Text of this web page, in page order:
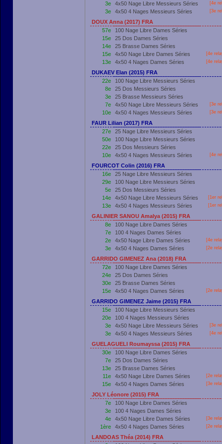
3e
4x50 Nage Libre Messieurs Séries [4e
3e 4x50 4 Nages Messieurs Séries [3e
DOUX Anna (2017) FRA
57e
100 Nage Libre Dames Séries
15e
25 Dos Dames Séries
14e
25 Brasse Dames Séries
15e
4x50 Nage Libre Dames Séries [4e
13e 4x50 4 Nages Dames Séries [4e
DUKAEV Elan (2015) FRA
22e
100 Nage Libre Messieurs Séries
8e
25 Dos Messieurs Séries
3e
25 Brasse Messieurs Séries
7e
4x50 Nage Libre Messieurs Séries [3e
10e 4x50 4 Nages Messieurs Séries [3e
FAUR Lilian (2017) FRA
27e
25 Nage Libre Messieurs Séries
50e
100 Nage Libre Messieurs Séries
22e
25 Dos Messieurs Séries
10e
4x50 4 Nages Messieurs Séries [4e
FOURCOT Colin (2016) FRA
16e
25 Nage Libre Messieurs Séries
29e
100 Nage Libre Messieurs Séries
5e
25 Dos Messieurs Séries
14e
4x50 Nage Libre Messieurs Séries [1er
13e 4x50 4 Nages Messieurs Séries [1er
GALINIER SANOU Amalya (2015) FRA
8e
100 Nage Libre Dames Séries
7e
100 4 Nages Dames Séries
2e
4x50 Nage Libre Dames Séries [4e
3e 4x50 4 Nages Dames Séries [2e
GARRIDO GIMENEZ Ana (2018) FRA
72e
100 Nage Libre Dames Séries
24e
25 Dos Dames Séries
30e
25 Brasse Dames Séries
15e
4x50 4 Nages Dames Séries [2e
GARRIDO GIMENEZ Jaime (2015) FRA
15e
100 Nage Libre Messieurs Séries
20e
100 4 Nages Messieurs Séries
3e
4x50 Nage Libre Messieurs Séries [3e
3e 4x50 4 Nages Messieurs Séries [4e
GUELAGUELI Roumayssa (2015) FRA
30e
100 Nage Libre Dames Séries
7e
25 Dos Dames Séries
13e
25 Brasse Dames Séries
11e
4x50 Nage Libre Dames Séries [2e
15e 4x50 4 Nages Dames Séries [3e
JOLY Léonore (2015) FRA
7e
100 Nage Libre Dames Séries
3e
100 4 Nages Dames Séries
4e
4x50 Nage Libre Dames Séries [3e
1ère 4x50 4 Nages Dames Séries [2e
LANDOAS Théa (2014) FRA